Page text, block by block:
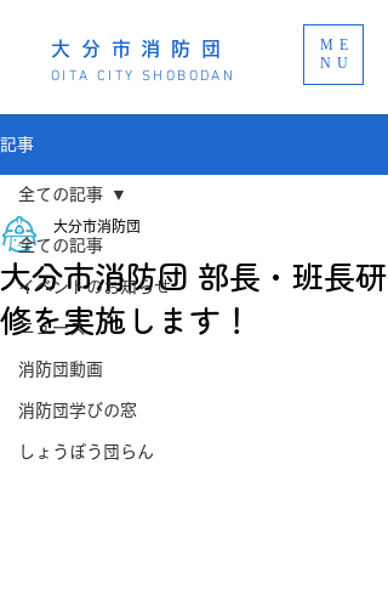
大分市消防団
OITA CITY SHOBODAN
ME
NU
記事
全ての記事
イベントのお知らせ
ニュース
消防団動画
消防団学びの窓
しょうぼう団らん
全ての記事
大分市消防団 部長・班長研
修を実施します！
大分市消防団